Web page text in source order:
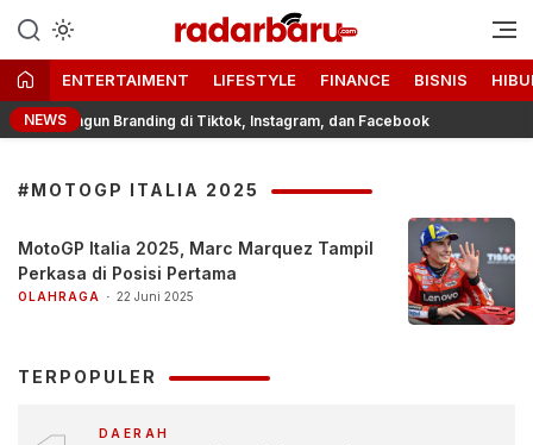
radarbaru.com
Informasi Berita Terbaru dan
Terkini Hari Ini
ENTERTAIMENT LIFESTYLE FINANCE BISNIS
NEWS
Bangun Branding di Tiktok, Instagram, dan Facebook
#MOTOGP ITALIA 2025
MotoGP Italia 2025, Marc Marquez Tampil
Perkasa di Posisi Pertama
OLAHRAGA 22 Juni 2025
TERPOPULER
DAERAH